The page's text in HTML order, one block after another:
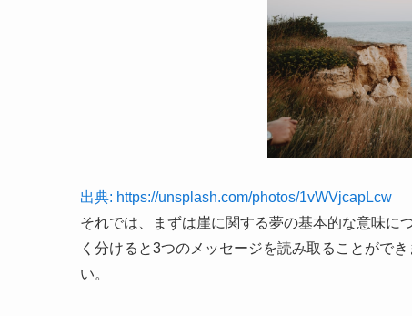
出典: https://unsplash.com/photos/1vWVjcapLcw
それでは、まずは崖に関する夢の基本的な意味に
く分けると3つのメッセージを読み取ることがで
い。